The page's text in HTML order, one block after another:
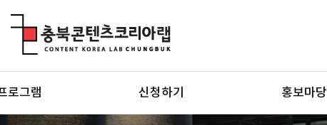
로그램 신청하기 홍보마당